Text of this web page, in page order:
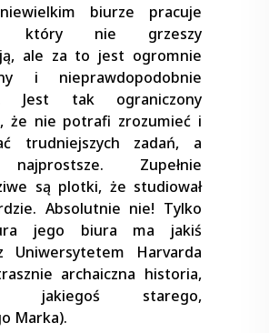
biurze pracuje
który nie grzeszy
ale za to jest ogromnie
i nieprawdopodobnie
Jest tak ograniczony
że nie potrafi zrozumieć i
trudniejszych zadań, a
Zupełnie
są plotki, że studiował
Absolutnie nie! Tylko
jego biura ma jakiś
Uniwersytetem Harvarda
archaiczna historia,
jakiegoś starego,
Marka).